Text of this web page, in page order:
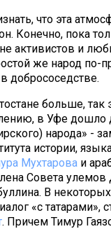
что эта
Конечно, пока
активистов и
же народ по-
добрососедстве.
больше, так
в Уфе дошло
народа» -
истории,
Мухтарова и
Совета
В
«с татарами»,
. Причем Тимур